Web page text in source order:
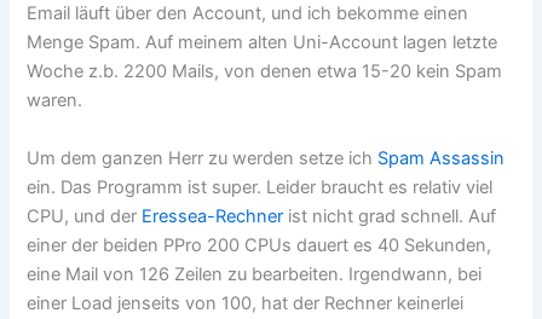
Email läuft über den Account, und ich bekomme einen
Menge Spam. Auf meinem alten Uni-Account lagen letzte
Woche z.b. 2200 Mails, von denen etwa 15-20 kein Spam
waren.
Um dem ganzen Herr zu werden setze ich Spam Assassin
ein. Das Programm ist super. Leider braucht es relativ viel
CPU, und der Eressea-Rechner ist nicht grad schnell. Auf
einer der beiden PPro 200 CPUs dauert es 40 Sekunden,
eine Mail von 126 Zeilen zu bearbeiten. Irgendwann, bei
einer Load jenseits von 100, hat der Rechner keinerlei